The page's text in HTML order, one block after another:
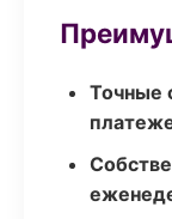
Точные